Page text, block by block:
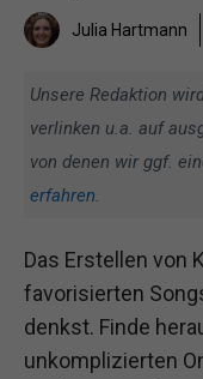
Julia Hartmann
Unsere Redaktion
verlinken u.a. auf
von denen wir ggf.
erfahren.
Das Erstellen von
favorisierten
denkst. Finde
unkomplizierten